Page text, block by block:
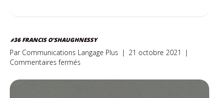
#36 FRANCIS O’SHAUGHNESSY
Par Communications Langage Plus | 21 octobre 2021
|
Commentaires fermés
Francis